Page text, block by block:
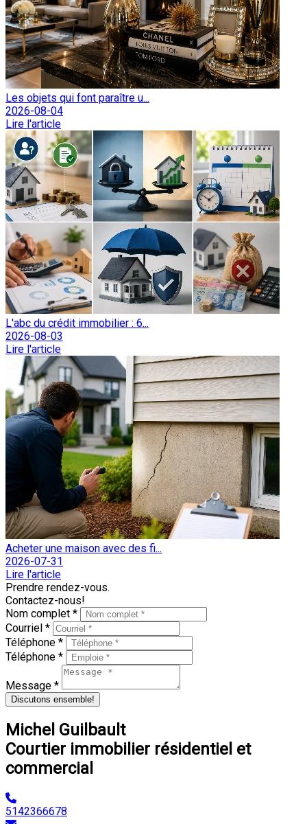
Les objets qui font paraître u...
2026-08-04
Lire l'article
L'abc du crédit immobilier : 6...
2026-08-03
Lire l'article
Acheter une maison avec des fi...
2026-07-31
Lire l'article
Prendre rendez-vous.
Contactez-nous!
Nom complet *
Courriel *
Téléphone *
Téléphone *
Message *
Discutons ensemble!
Michel Guilbault
Courtier immobilier résidentiel et
commercial
5142366678